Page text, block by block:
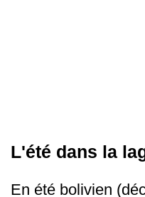
L'été dans la
En été bolivien